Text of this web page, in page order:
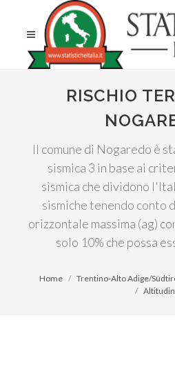
RISCHIO
Il comune di Nogaredo è
sismica 3 in base ai
sismica che dividono
sismiche tenendo conto
orizzontale massima (ag)
solo 10% che possa
Home Trentino-Alto Adige/